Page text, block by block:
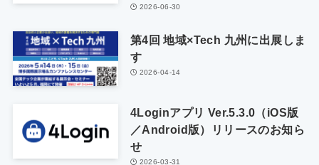
2026-06-30
第4回 地域×Tech 九州に出展しま
す
2026-04-14
4Loginアプリ Ver.5.3.0（iOS版
／Android版）リリースのお知ら
せ
2026-03-31